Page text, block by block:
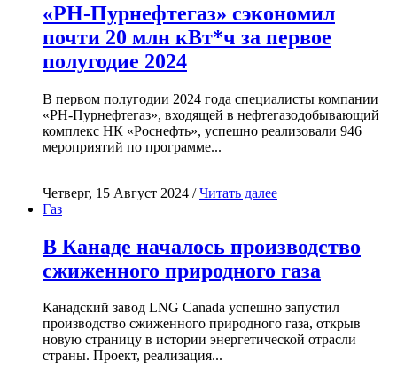
«РН-Пурнефтегаз» сэкономил
почти 20 млн кВт*ч за первое
полугодие 2024
В первом полугодии 2024 года специалисты компании
«РН-Пурнефтегаз», входящей в нефтегазодобывающий
комплекс НК «Роснефть», успешно реализовали 946
мероприятий по программе...
Четверг, 15 Август 2024 /Читать далее
Газ
В Канаде началось производство
сжиженного природного газа
Канадский завод LNG Canada успешно запустил
производство сжиженного природного газа, открыв
новую страницу в истории энергетической отрасли
страны. Проект, реализация...